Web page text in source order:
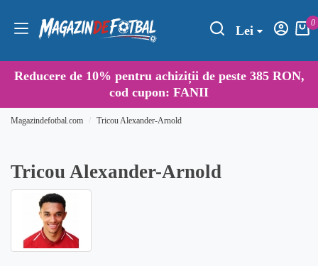
Lei
0
Reducere de 10% pentru achiziții de peste 385 RON,
cod cupon: FANII
Magazindefotbal.com Tricou Alexander-Arnold
Tricou Alexander-Arnold